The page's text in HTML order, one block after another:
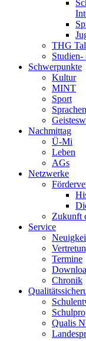
THG
Schwerpunkte
Kultur
MINT
Sport
Sprachen
Nachmittag
Ü-Mi
Leben
AGs
Netzwerke
Zukunft
Service
Termine
Chronik
Qualis